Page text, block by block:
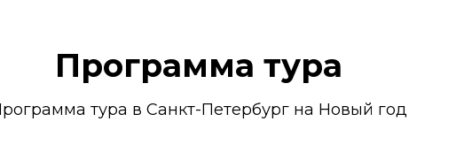
Программа тура
тура в Санкт-Петербург на Новый год